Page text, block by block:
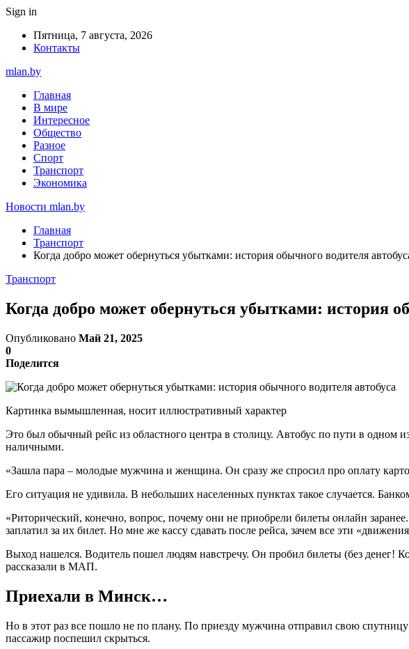
Sign in
Пятница, 7 августа, 2026
Контакты
mlan.by
Главная
В мире
Интересное
Общество
Разное
Спорт
Транспорт
Экономика
Новости mlan.by
Главная
Транспорт
Когда добро может обернуться убытками: история обычного водителя
Транспорт
Когда добро может обернуться убытками: история
Опубликовано Май 21, 2025
0
Поделится
Картинка вымышленная, носит иллюстративный характер
Это был обычный рейс из областного центра в столицу. Автобус по пути в одном
наличными.
«Зашла пара – молодые мужчина и женщина. Он сразу же спросил про оплату
Его ситуация не удивила. В небольших населенных пунктах такое случается.
«Риторический, конечно, вопрос, почему они не приобрели билеты онлайн
заплатил за их билет. Но мне же кассу сдавать после рейса, зачем все эти
Выход нашелся. Водитель пошел людям навстречу. Он пробил билеты (без денег!
рассказали в МАП.
Приехали в Минск…
Но в этот раз все пошло не по плану. По приезду мужчина отправил свою
пассажир поспешил скрыться.